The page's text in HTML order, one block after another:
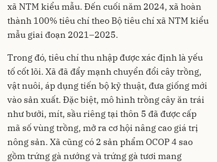
xã NTM kiểu mẫu. Đến cuối năm 2024, xã hoàn
thành 100% tiêu chí theo Bộ tiêu chí xã NTM kiểu
mẫu giai đoạn 2021–2025.
Trong đó, tiêu chí thu nhập được xác định là yếu
tố cốt lõi. Xã đã đẩy mạnh chuyển đổi cây trồng,
vật nuôi, áp dụng tiến bộ kỹ thuật, đưa giống mới
vào sản xuất. Đặc biệt, mô hình trồng cây ăn trái
như bưởi, mít, sầu riêng tại thôn 5 đã được cấp
mã số vùng trồng, mở ra cơ hội nâng cao giá trị
nông sản. Xã cũng có 2 sản phẩm OCOP 4 sao
gồm trứng gà nướng và trứng gà tươi mang